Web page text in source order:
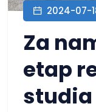
2024-07-
Za
etap
studia